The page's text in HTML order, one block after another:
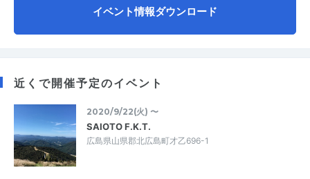
イベント情報ダウンロード
近くで開催予定のイベント
2020/9/22(火) 〜
SAIOTO F.K.T.
広島県山県郡北広島町才乙696-1